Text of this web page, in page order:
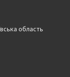
область